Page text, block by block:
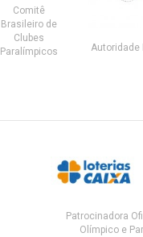
Comitê
Brasileiro de
Clubes
Paralímpicos
Autoridade
Patrocinadora
Olímpico e